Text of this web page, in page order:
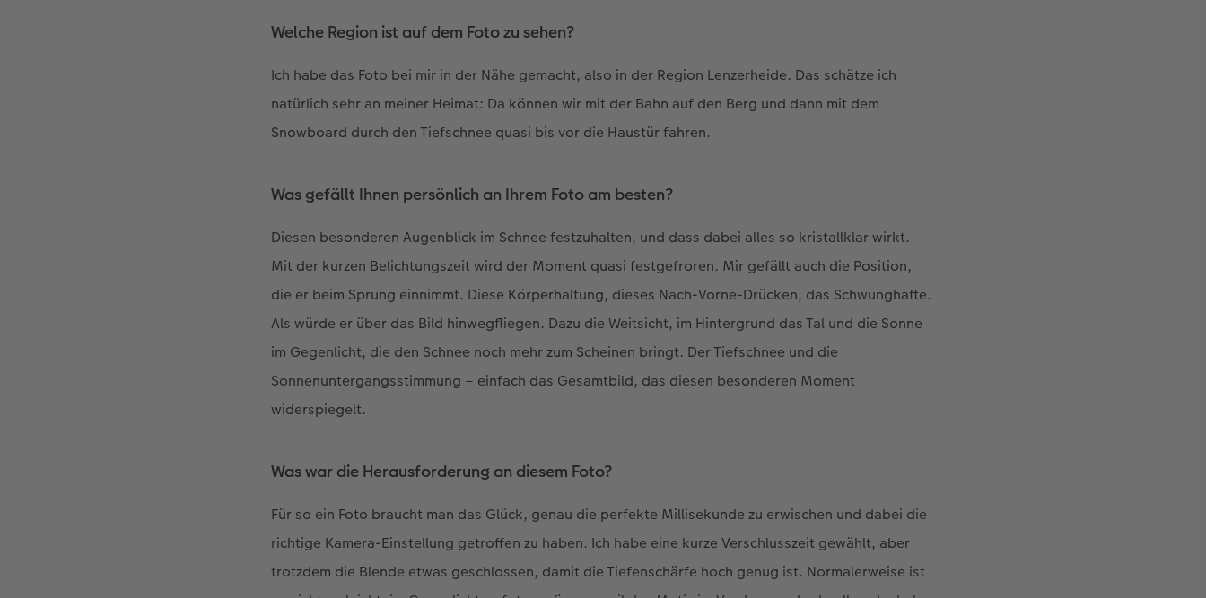
Welche Region ist auf dem Foto zu sehen?
Ich habe das Foto bei mir in der Nähe gemacht, also in der Region Lenzerheide. Das schätze ich
natürlich sehr an meiner Heimat: Da können wir mit der Bahn auf den Berg und dann mit dem
Snowboard durch den Tiefschnee quasi bis vor die Haustür fahren.
Was gefällt Ihnen persönlich an Ihrem Foto am besten?
Diesen besonderen Augenblick im Schnee festzuhalten, und dass dabei alles so kristallklar wirkt.
Mit der kurzen Belichtungszeit wird der Moment quasi festgefroren. Mir gefällt auch die Position,
die er beim Sprung einnimmt. Diese Körperhaltung, dieses Nach-Vorne-Drücken, das Schwunghafte.
Als würde er über das Bild hinwegfliegen. Dazu die Weitsicht, im Hintergrund das Tal und die Sonne
im Gegenlicht, die den Schnee noch mehr zum Scheinen bringt. Der Tiefschnee und die
Sonnenuntergangsstimmung – einfach das Gesamtbild, das diesen besonderen Moment
widerspiegelt.
Was war die Herausforderung an diesem Foto?
Für so ein Foto braucht man das Glück, genau die perfekte Millisekunde zu erwischen und dabei die
richtige Kamera-Einstellung getroffen zu haben. Ich habe eine kurze Verschlusszeit gewählt, aber
trotzdem die Blende etwas geschlossen, damit die Tiefenschärfe hoch genug ist. Normalerweise ist